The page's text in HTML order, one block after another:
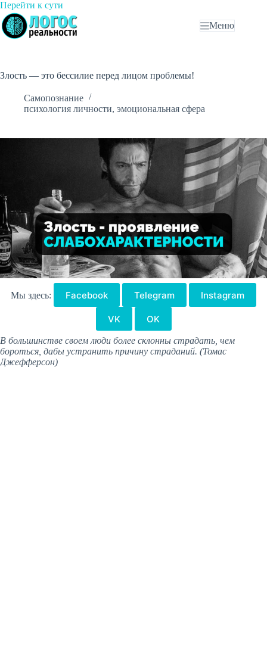
Перейти к сути
к
сути
Меню
Злость — это бессилие перед лицом проблемы!
Самопознание
психология личности, эмоциональная сфера
Мы здесь: Facebook Telegram Instagram
VK OK
В большинстве своем люди более склонны страдать, чем
бороться, дабы устранить причину страданий. (Томас
Джефферсон)